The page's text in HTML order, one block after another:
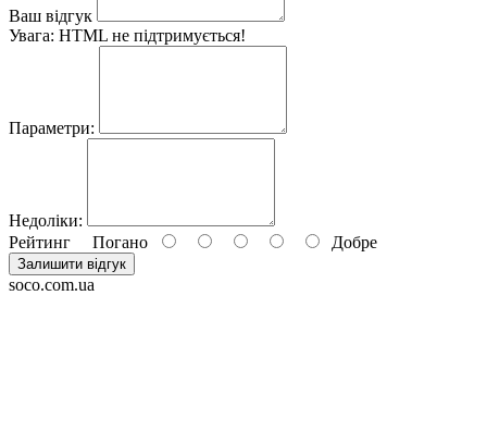
Ваш відгук
Увага: HTML не підтримується!
Параметри:
Недоліки:
Рейтинг Погано Добре
Залишити відгук
soco.com.ua